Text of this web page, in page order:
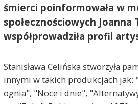
śmierci poinformowała w
społecznościowych Joanna
współprowadziła profil
Stanisława Celińska stworzyła
innymi w takich produkcjach jak:
ognia", "Noce i dnie",